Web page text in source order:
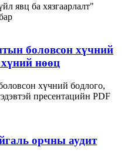
явц ба хязгаарлалт"
боловсон хүчний
хүний нөөц
хүчний бодлого,
пресентацийн PDF
орчны аудит